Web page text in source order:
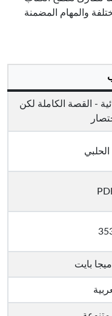
والمهام المضمنة
- القصة الكاملة لكن
الحلبي